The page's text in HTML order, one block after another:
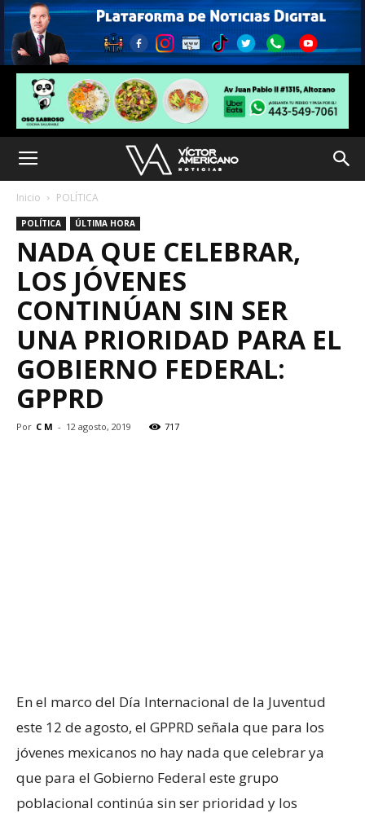
Inicio POLÍTICA
POLÍTICA ÚLTIMA HORA
NADA QUE CELEBRAR,
LOS JÓVENES
CONTINÚAN SIN SER
UNA PRIORIDAD PARA EL
GOBIERNO FEDERAL:
GPPRD
Por C M - 12 agosto, 2019 717
En el marco del Día Internacional de la Juventud
este 12 de agosto, el GPPRD señala que para los
jóvenes mexicanos no hay nada que celebrar ya
que para el Gobierno Federal este grupo
poblacional continúa sin ser prioridad y los